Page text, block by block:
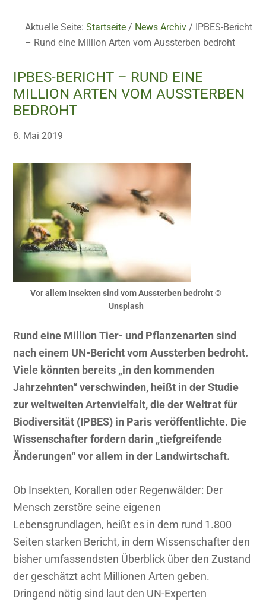
Aktuelle Seite:Startseite / News Archiv / IPBES-Bericht
– Rund eine Million Arten vom Aussterben bedroht
IPBES-BERICHT – RUND EINE
MILLION ARTEN VOM AUSSTERBEN
BEDROHT
8. Mai 2019
Vor allem Insekten sind vom Aussterben bedroht ©
Unsplash
Rund eine Million Tier- und Pflanzenarten sind
nach einem UN-Bericht vom Aussterben bedroht.
Viele könnten bereits „in den kommenden
Jahrzehnten“ verschwinden, heißt in der Studie
zur weltweiten Artenvielfalt, die der Weltrat für
Biodiversität (IPBES) in Paris veröffentlichte. Die
Wissenschafter fordern darin „tiefgreifende
Änderungen“ vor allem in der Landwirtschaft.
Ob Insekten, Korallen oder Regenwälder: Der
Mensch zerstöre seine eigenen
Lebensgrundlagen, heißt es in dem rund 1.800
Seiten starken Bericht, in dem Wissenschafter den
bisher umfassendsten Überblick über den Zustand
der geschätzt acht Millionen Arten geben.
Dringend nötig sind laut den UN-Experten